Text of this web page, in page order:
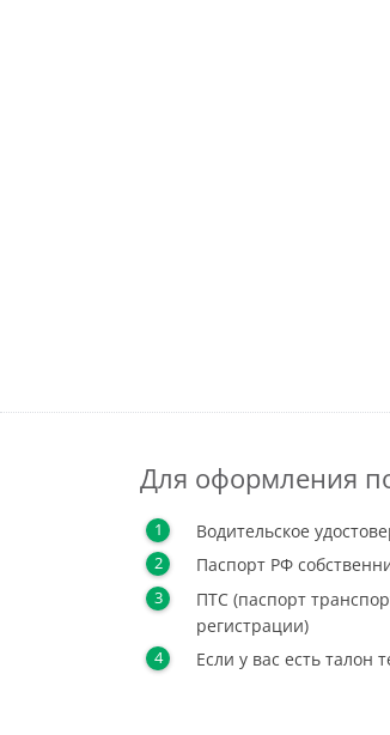
Для оформления
Водительское
Паспорт РФ
ПТС (паспорт
регистрации)
Если у вас есть талон